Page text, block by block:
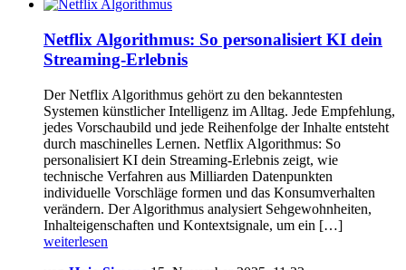
Netflix Algorithmus: So personalisiert KI dein
Streaming-Erlebnis
Der Netflix Algorithmus gehört zu den bekanntesten
Systemen künstlicher Intelligenz im Alltag. Jede Empfehlung,
jedes Vorschaubild und jede Reihenfolge der Inhalte entsteht
durch maschinelles Lernen. Netflix Algorithmus: So
personalisiert KI dein Streaming-Erlebnis zeigt, wie
technische Verfahren aus Milliarden Datenpunkten
individuelle Vorschläge formen und das Konsumverhalten
verändern. Der Algorithmus analysiert Sehgewohnheiten,
Inhalteigenschaften und Kontextsignale, um ein […]
weiterlesen